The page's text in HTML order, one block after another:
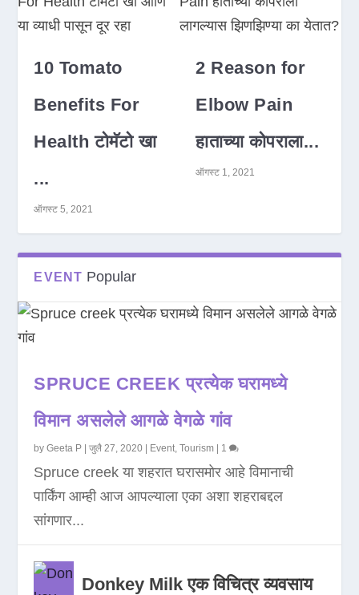
10 Tomato
Benefits For
Health टोमॅटो खा
...
ऑगस्ट 5, 2021
2 Reason for
Elbow Pain
हाताच्या कोपराला...
ऑगस्ट 1, 2021
EVENT Popular
SPRUCE CREEK प्रत्येक घरामध्ये
विमान असलेले आगळे वेगळे गांव
byGeeta P |जुलै 27, 2020 Event,Tourism 1
Spruce creek या शहरात घरासमोर आहे विमानाची
पार्किंग आम्ही आज आपल्याला एका अशा शहराबद्दल
सांगणार...
Donkey Milk एक विचित्र व्यवसाय